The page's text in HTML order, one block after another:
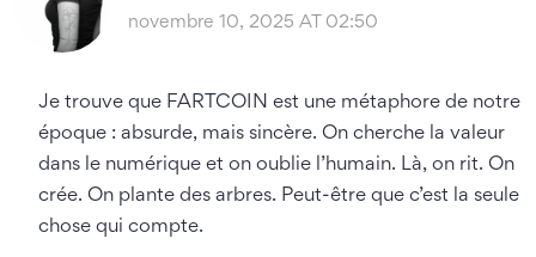
novembre 10, 2025 AT 02:50
Je trouve que FARTCOIN est une métaphore de notre
époque : absurde, mais sincère. On cherche la valeur
dans le numérique et on oublie l’humain. Là, on rit. On
crée. On plante des arbres. Peut-être que c’est la seule
chose qui compte.